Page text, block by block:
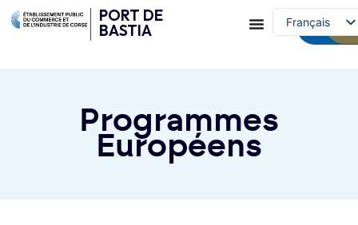
PORT DE
BASTIA
Français
English (UK)
et
Programmes
Européens